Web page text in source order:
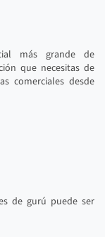
más grande de
que necesitas de
comerciales desde
de gurú puede ser